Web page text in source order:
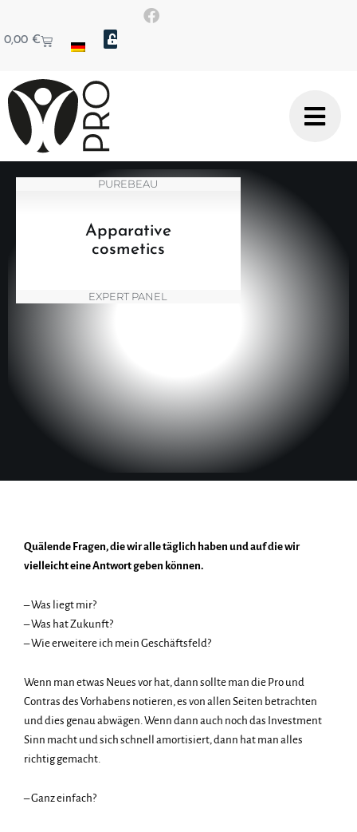
0,00 €
PUREBEAU
Apparative
cosmetics
EXPERT PANEL
Quälende Fragen, die wir alle täglich haben und auf die wir
vielleicht eine Antwort geben können.
– Was liegt mir?
– Was hat Zukunft?
– Wie erweitere ich mein Geschäftsfeld?
Wenn man etwas Neues vor hat, dann sollte man die Pro und
Contras des Vorhabens notieren, es von allen Seiten betrachten
und dies genau abwägen. Wenn dann auch noch das Investment
Sinn macht und sich schnell amortisiert, dann hat man alles
richtig gemacht.
– Ganz einfach?